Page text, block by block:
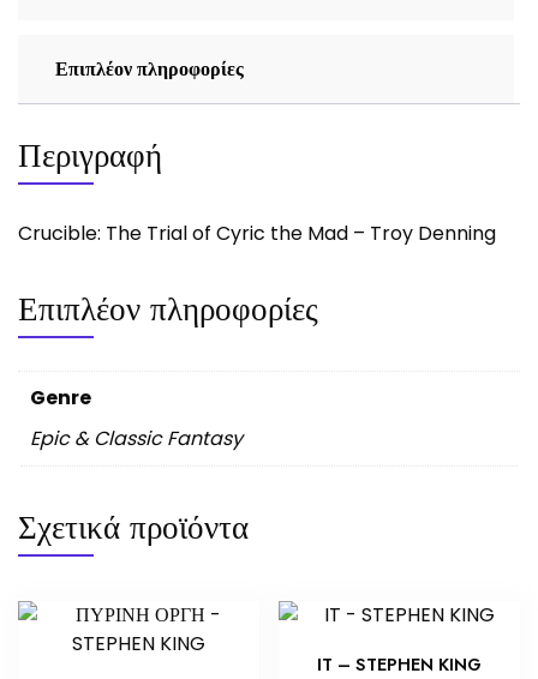
Επιπλέον πληροφορίες
Περιγραφή
Crucible: The Trial of Cyric the Mad – Troy Denning
Επιπλέον πληροφορίες
Genre
Epic & Classic Fantasy
Σχετικά προϊόντα
IT – STEPHEN KING